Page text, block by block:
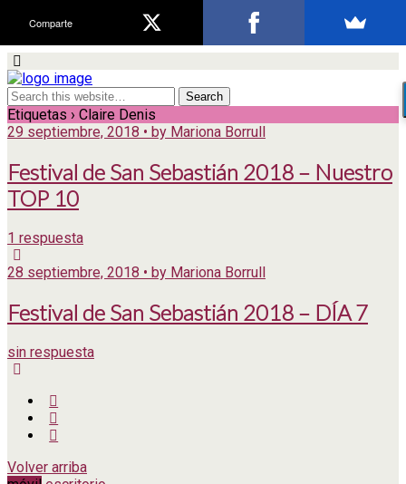
Etiquetas › Claire Denis
29 septiembre, 2018 • by Mariona Borrull
Festival de San Sebastián 2018 – Nuestro
TOP 10
1 respuesta
28 septiembre, 2018 • by Mariona Borrull
Festival de San Sebastián 2018 – DÍA 7
sin respuesta
Volver arriba
Comparte